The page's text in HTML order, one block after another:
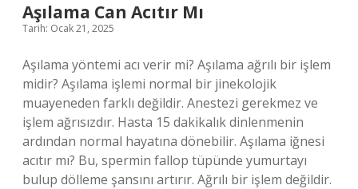
Aşılama Can Acıtır Mı
Tarih: Ocak 21, 2025
Aşılama yöntemi acı verir mi? Aşılama ağrılı bir işlem
midir? Aşılama işlemi normal bir jinekolojik
muayeneden farklı değildir. Anestezi gerekmez ve
işlem ağrısızdır. Hasta 15 dakikalık dinlenmenin
ardından normal hayatına dönebilir. Aşılama iğnesi
acıtır mı? Bu, spermin fallop tüpünde yumurtayı
bulup dölleme şansını artırır. Ağrılı bir işlem değildir.